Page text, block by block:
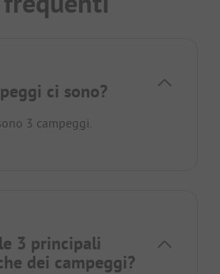
ci sono?
3 campeggi.
3 principali
dei campeggi?